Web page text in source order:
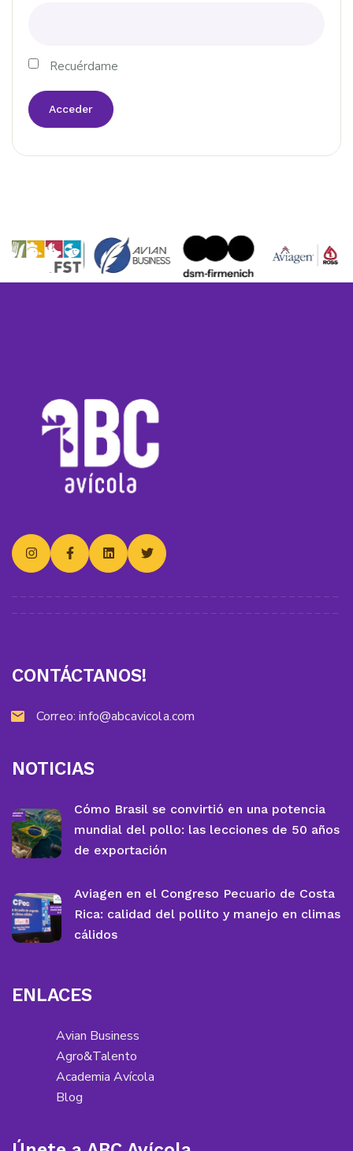
Recuérdame
CONTÁCTANOS!
Correo:info@abcavicola.com
NOTICIAS
Cómo Brasil se convirtió en una potencia
mundial del pollo: las lecciones de 50 años
de exportación
Aviagen en el Congreso Pecuario de Costa
Rica: calidad del pollito y manejo en climas
cálidos
ENLACES
Avian Business
Agro&Talento
Academia Avícola
Blog